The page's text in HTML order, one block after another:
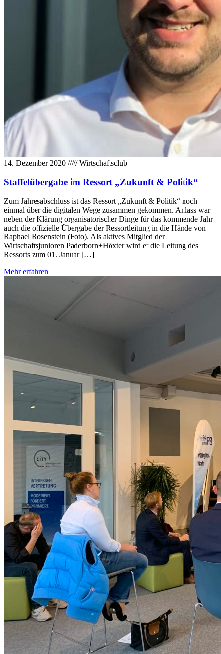
14. Dezember 2020 /////Wirtschaftsclub
Staffelübergabe im Ressort „Zukunft & Politik“
Zum Jahresabschluss ist das Ressort „Zukunft & Politik“ noch
einmal über die digitalen Wege zusammen gekommen. Anlass war
neben der Klärung organisatorischer Dinge für das kommende Jahr
auch die offizielle Übergabe der Ressortleitung in die Hände von
Raphael Rosenstein (Foto). Als aktives Mitglied der
Wirtschaftsjunioren Paderborn+Höxter wird er die Leitung des
Ressorts zum 01. Januar […]
Mehr erfahren